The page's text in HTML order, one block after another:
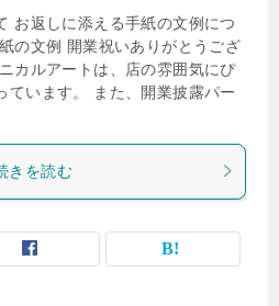
お返しに添える手紙の文例につ
の文例 開業祝いありがとうござ
カルアートは、店の雰囲気にぴ
ています。 また、開業披露パー
きを読む